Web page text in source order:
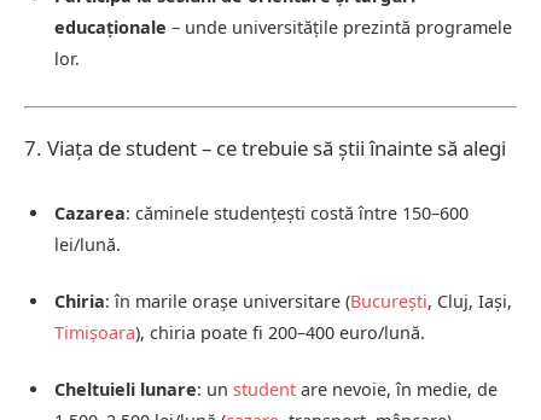
educaționale – unde universitățile prezintă programele
lor.
7. Viața de student – ce trebuie să știi înainte să alegi
Cazarea: căminele studențești costă între 150–600
lei/lună.
Chiria: în marile orașe universitare (București, Cluj, Iași,
Timișoara), chiria poate fi 200–400 euro/lună.
Cheltuieli lunare: un student are nevoie, în medie, de